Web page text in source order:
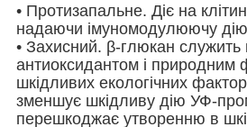
• Протизапальне. Діє на
надаючи імуномодулюючу
• Захисний. β-глюкан
антиоксидантом і природним
шкідливих екологічних
зменшує шкідливу дію УФ-
перешкоджає утворенню в